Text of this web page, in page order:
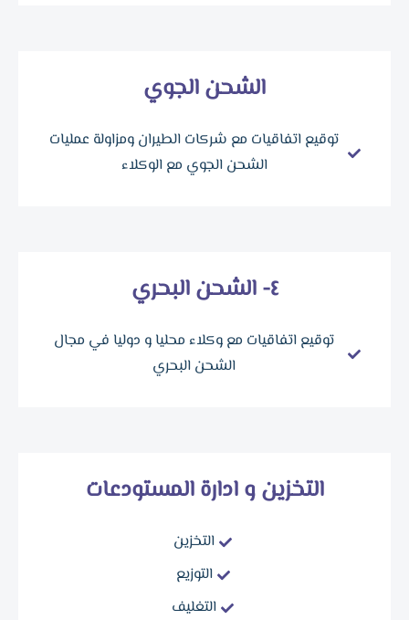
الشحن الجوي
توقيع اتفاقيات مع شركات الطيران ومزاولة عمليات
الشحن الجوي مع الوكلاء
توقيع اتفاقيات مع وكلاء محليا و دوليا في مجال
الشحن البحري
التخزين و ادارة المستودعات
التخزين
التوزيع
التغليف